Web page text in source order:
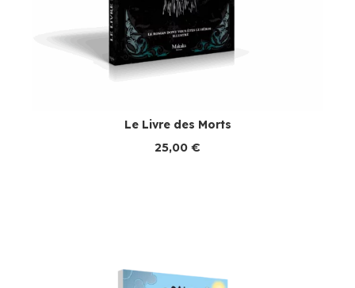
Le Livre des Morts
25,00 €